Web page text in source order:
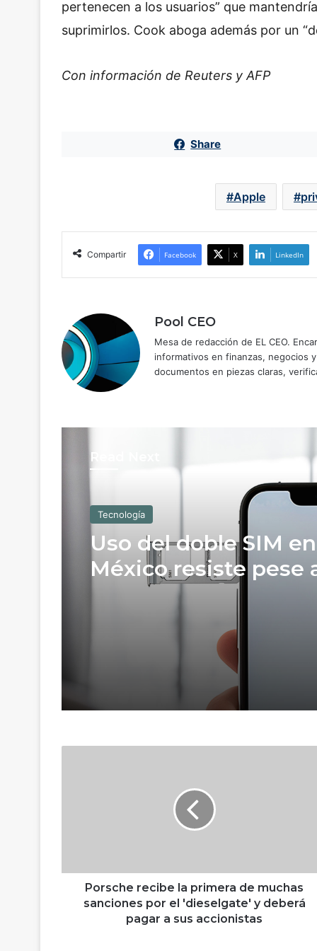
pertenecen a los usuarios” que
suprimirlos. Cook aboga además por un
Con información de Reuters y AFP
Share
Apple
Compartir Facebook X LinkedIn
Pool CEO
Mesa de redacción de EL CEO.
informativos en finanzas, negocios
documentos en piezas claras,
Read Next
Tecnología
Uso del doble SIM en
México resiste pese
avance de la eSIM
e
Porsche recibe la primera de muchas
sanciones por el 'dieselgate' y deberá
pagar a sus accionistas